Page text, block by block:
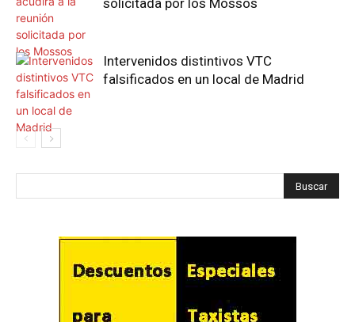
solicitada por los Mossos
Intervenidos distintivos VTC
falsificados en un local de Madrid